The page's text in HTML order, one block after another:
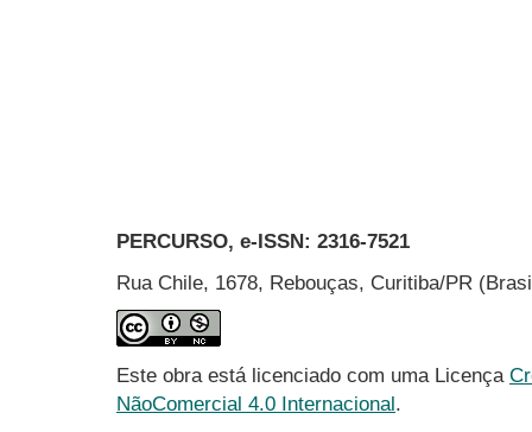
PERCURSO, e-ISSN: 2316-7521
Rua Chile, 1678, Rebouças, Curitiba/PR
Este obra está licenciado com uma Licença
NãoComercial 4.0 Internacional.